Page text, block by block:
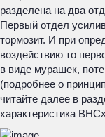
разделена на два
Первый отдел
тормозит. И при
воздействию то
в виде мурашек,
(подробнее о
читайте далее в
характеристика